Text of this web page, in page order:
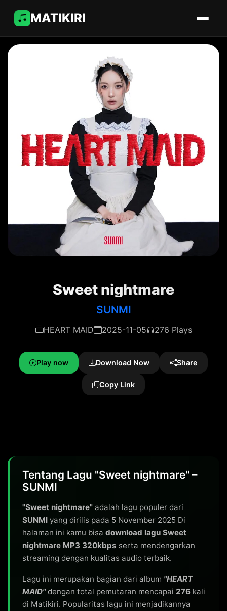
MATIKIRI
Sweet nightmare
SUNMI
HEART MAID 2025-11-05 276 Plays
Play now Download Now Share
Copy Link
Tentang Lagu "Sweet nightmare" –
SUNMI
"Sweet nightmare" adalah lagu populer dari
SUNMI yang dirilis pada 5 November 2025 Di
halaman ini kamu bisa download lagu Sweet
nightmare MP3 320kbps serta mendengarkan
streaming dengan kualitas audio terbaik.
Lagu ini merupakan bagian dari album "HEART
MAID"dengan total pemutaran mencapai 276 kali
di Matikiri. Popularitas lagu ini menjadikannya